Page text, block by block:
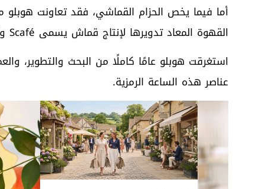
القهوة المعاد تدويرها لإنتاج قماش يسمى Scafé والذي استعمل في صناعة الحزام.
استغرقت هوبلو عامًا كاملًا من البحث والتطوير،
عناصر هذه الساعة الرمزية.